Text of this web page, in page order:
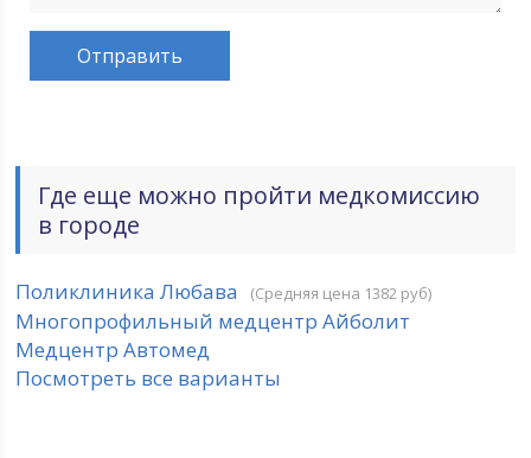
Где еще можно пройти медкомиссию
в городе
Поликлиника Любава (Средняя цена 1382 руб)
Многопрофильный медцентр Айболит
Медцентр Автомед
Посмотреть все варианты